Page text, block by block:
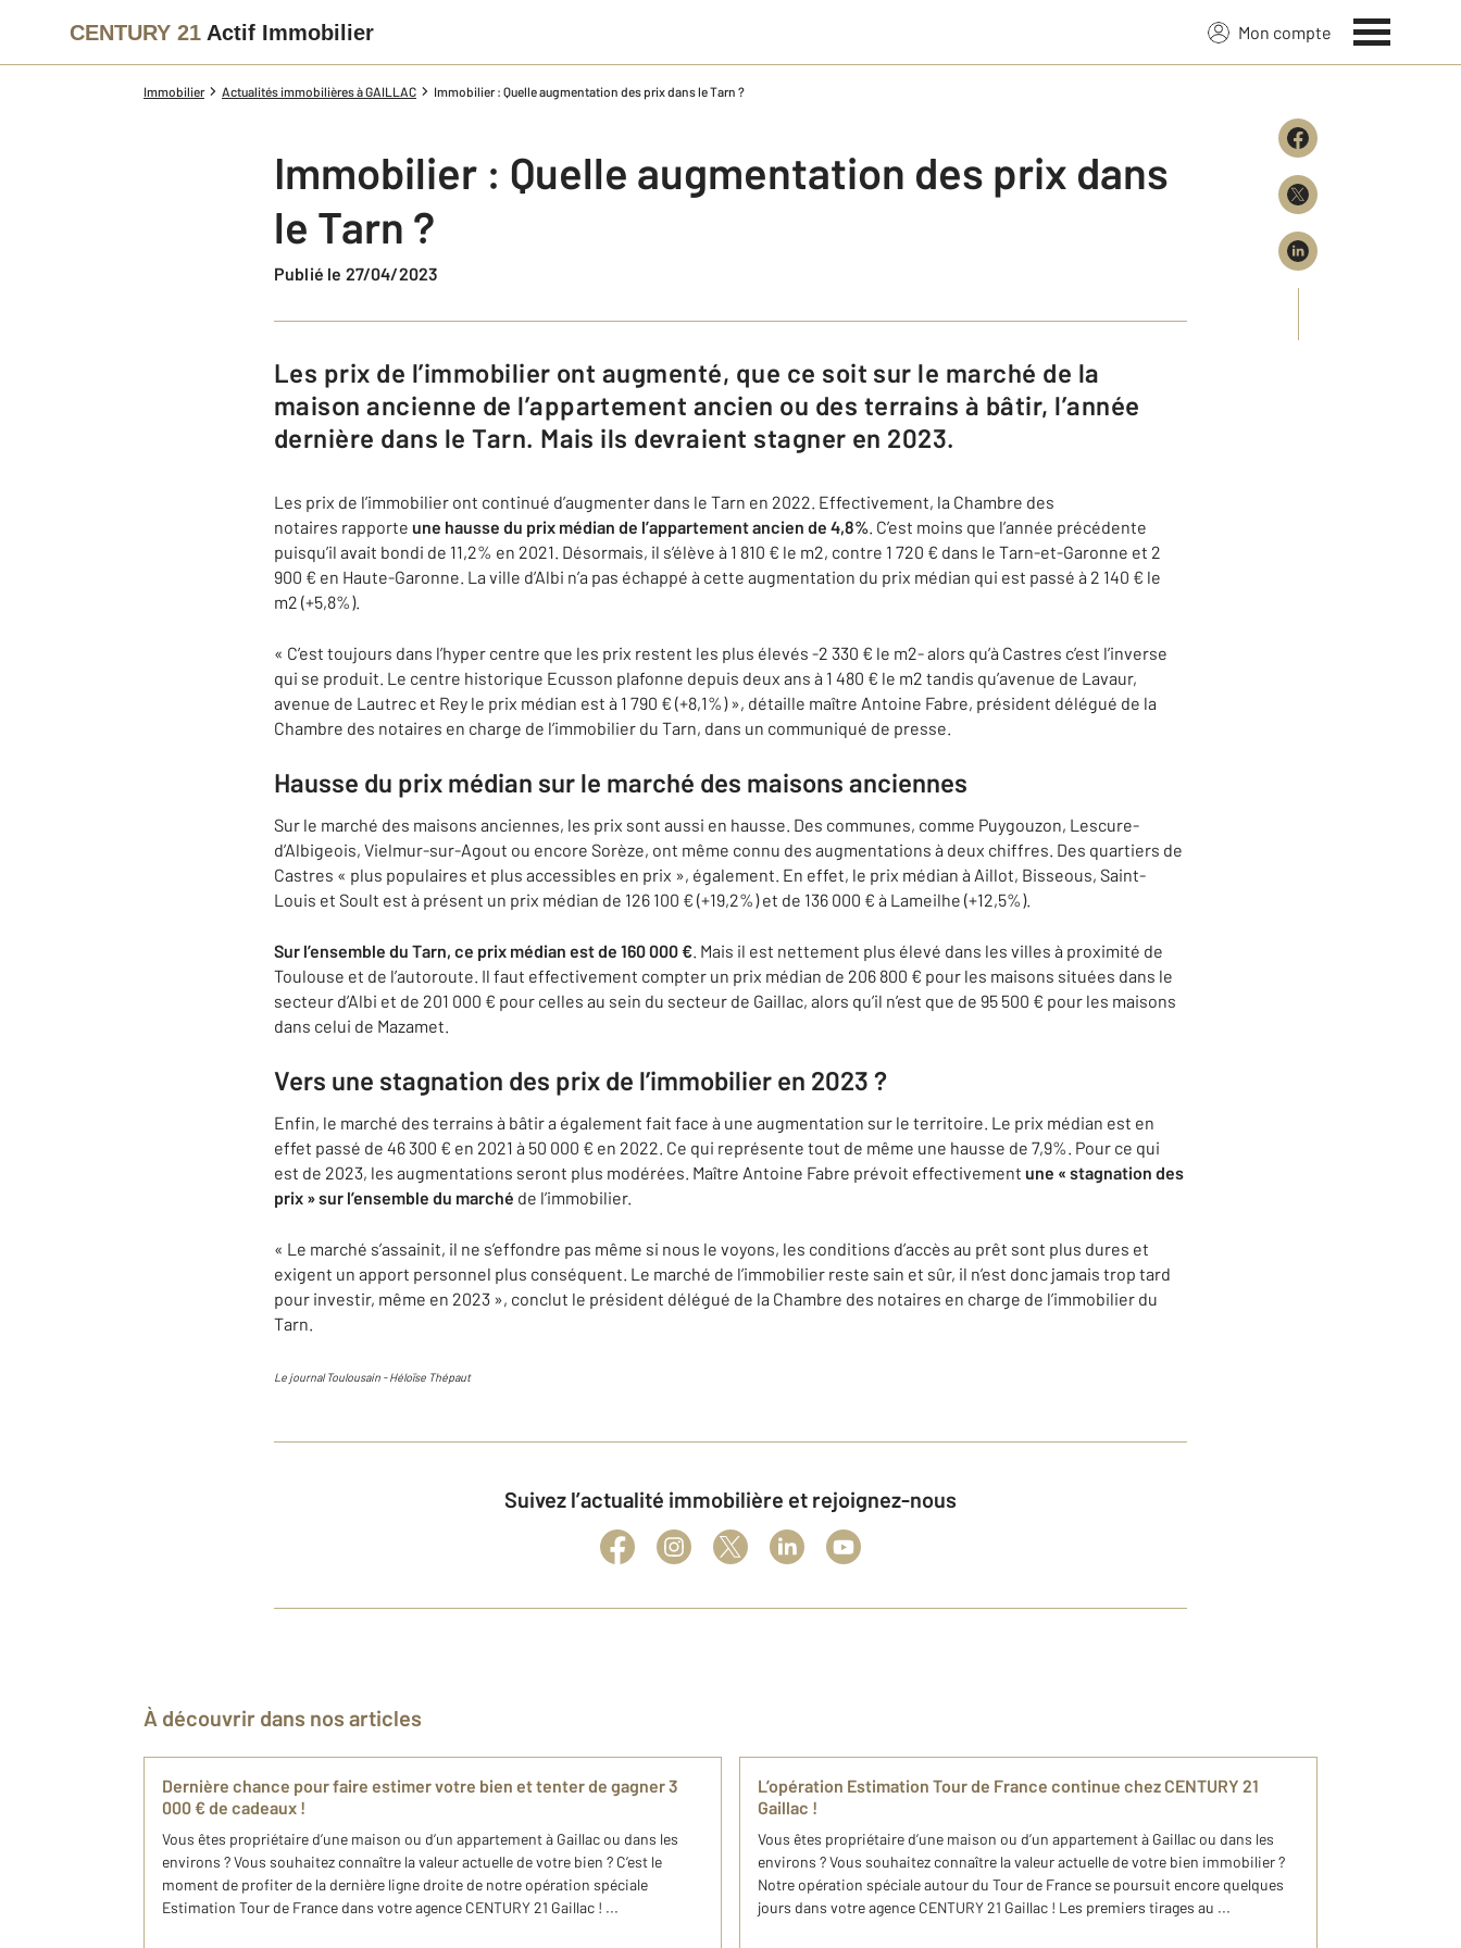
CENTURY 21 Actif Immobilier Mon compte
Immobilier Actualités immobilières à GAILLAC Immobilier : Quelle augmentation des prix dans le Tarn ?
Immobilier : Quelle augmentation des prix dans
le Tarn ?
Publié le 27/04/2023
Les prix de l’immobilier ont augmenté, que ce soit sur le marché de la
maison ancienne de l’appartement ancien ou des terrains à bâtir, l’année
dernière dans le Tarn. Mais ils devraient stagner en 2023.
Les prix de l’immobilier ont continué d’augmenter dans le Tarn en 2022. Effectivement, la Chambre des
notaires rapporte une hausse du prix médian de l’appartement ancien de 4,8%. C’est moins que l’année précédente
puisqu’il avait bondi de 11,2% en 2021. Désormais, il s’élève à 1 810 € le m2, contre 1 720 € dans le Tarn-et-Garonne et 2
900 € en Haute-Garonne. La ville d’Albi n’a pas échappé à cette augmentation du prix médian qui est passé à 2 140 € le
m2 (+5,8%).
« C’est toujours dans l’hyper centre que les prix restent les plus élevés -2 330 € le m2- alors qu’à Castres c’est l’inverse
qui se produit. Le centre historique Ecusson plafonne depuis deux ans à 1 480 € le m2 tandis qu’avenue de Lavaur,
avenue de Lautrec et Rey le prix médian est à 1 790 € (+8,1%) », détaille maître Antoine Fabre, président délégué de la
Chambre des notaires en charge de l’immobilier du Tarn, dans un communiqué de presse.
Hausse du prix médian sur le marché des maisons anciennes
Sur le marché des maisons anciennes, les prix sont aussi en hausse. Des communes, comme Puygouzon, Lescure-
d’Albigeois, Vielmur-sur-Agout ou encore Sorèze, ont même connu des augmentations à deux chiffres. Des quartiers de
Castres « plus populaires et plus accessibles en prix », également. En effet, le prix médian à Aillot, Bisseous, Saint-
Louis et Soult est à présent un prix médian de 126 100 € (+19,2%) et de 136 000 € à Lameilhe (+12,5%).
Sur l’ensemble du Tarn, ce prix médian est de 160 000 €. Mais il est nettement plus élevé dans les villes à proximité de
Toulouse et de l’autoroute. Il faut effectivement compter un prix médian de 206 800 € pour les maisons situées dans le
secteur d’Albi et de 201 000 € pour celles au sein du secteur de Gaillac, alors qu’il n’est que de 95 500 € pour les maisons
dans celui de Mazamet.
Vers une stagnation des prix de l’immobilier en 2023 ?
Enfin, le marché des terrains à bâtir a également fait face à une augmentation sur le territoire. Le prix médian est en
effet passé de 46 300 € en 2021 à 50 000 € en 2022. Ce qui représente tout de même une hausse de 7,9%. Pour ce qui
est de 2023, les augmentations seront plus modérées. Maître Antoine Fabre prévoit effectivement une « stagnation des
prix » sur l’ensemble du marché de l’immobilier.
« Le marché s’assainit, il ne s’effondre pas même si nous le voyons, les conditions d’accès au prêt sont plus dures et
exigent un apport personnel plus conséquent. Le marché de l’immobilier reste sain et sûr, il n’est donc jamais trop tard
pour investir, même en 2023 », conclut le président délégué de la Chambre des notaires en charge de l’immobilier du
Tarn.
Le journal Toulousain - Héloïse Thépaut
Suivez l’actualité immobilière et rejoignez-nous
À découvrir dans nos articles
Dernière chance pour faire estimer votre bien et tenter de gagner 3
000 € de cadeaux !
Vous êtes propriétaire d’une maison ou d’un appartement à Gaillac ou dans les
environs ? Vous souhaitez connaître la valeur actuelle de votre bien ? C’est le
moment de profiter de la dernière ligne droite de notre opération spéciale
Estimation Tour de France dans votre agence CENTURY 21 Gaillac ! ...
L’opération Estimation Tour de France continue chez CENTURY 21
Gaillac !
Vous êtes propriétaire d’une maison ou d’un appartement à Gaillac ou dans les
environs ? Vous souhaitez connaître la valeur actuelle de votre bien immobilier ?
Notre opération spéciale autour du Tour de France se poursuit encore quelques
jours dans votre agence CENTURY 21 Gaillac ! Les premiers tirages au ...